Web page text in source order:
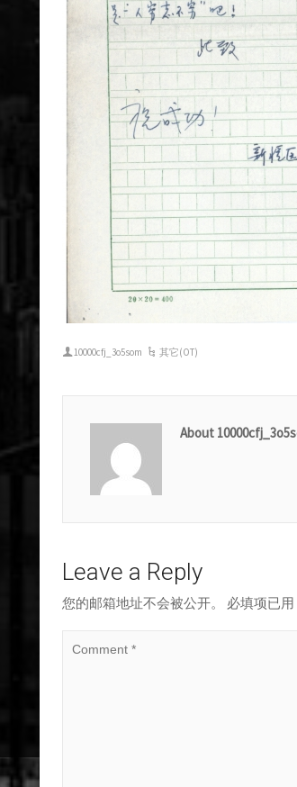
10000cfj_3o5som 其它(OT)
About
Leave a Reply
您的邮箱地址不会被公开。 必填项已用